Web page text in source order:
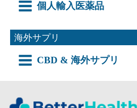
個人輸入医薬品
海外サプリ
CBD & 海外サプリ